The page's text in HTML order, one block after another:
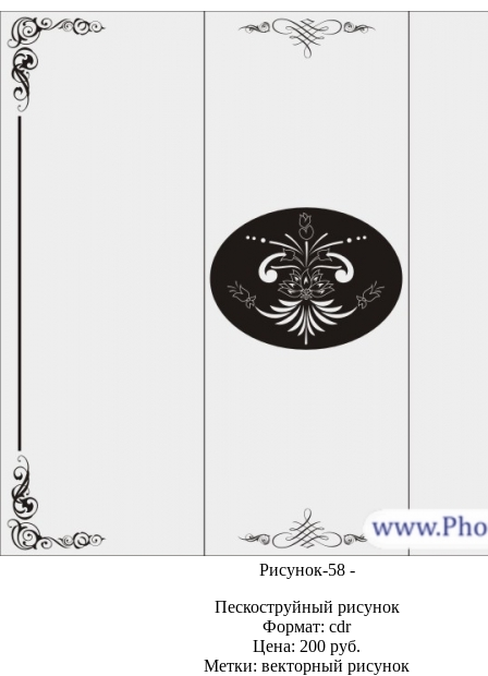
Рисунок-58 -
Пескоструйный рисунок
Формат: cdr
Цена: 200 руб.
Метки: векторный рисунок